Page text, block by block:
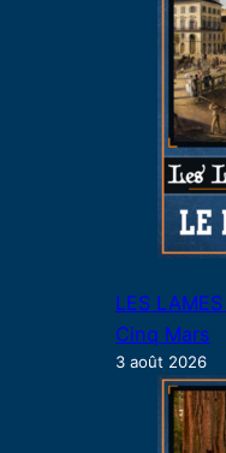
LES
Cinq Mars
3 août 2026